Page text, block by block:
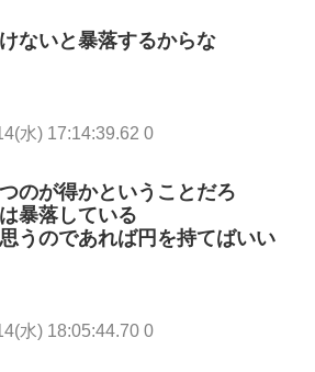
ないと暴落するからな
水) 17:14:39.62 0
のが得かということだろ
暴落している
うのであれば円を持てばいい
水) 18:05:44.70 0